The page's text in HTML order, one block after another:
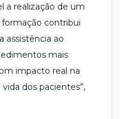
a realização de um
formação contribui
assistência ao
mais
impacto real na
dos pacientes”,